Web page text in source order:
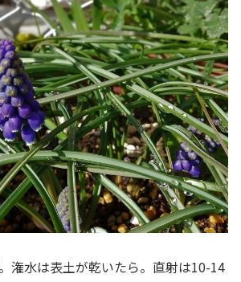
潅水は表土が乾いたら。直射は10-14